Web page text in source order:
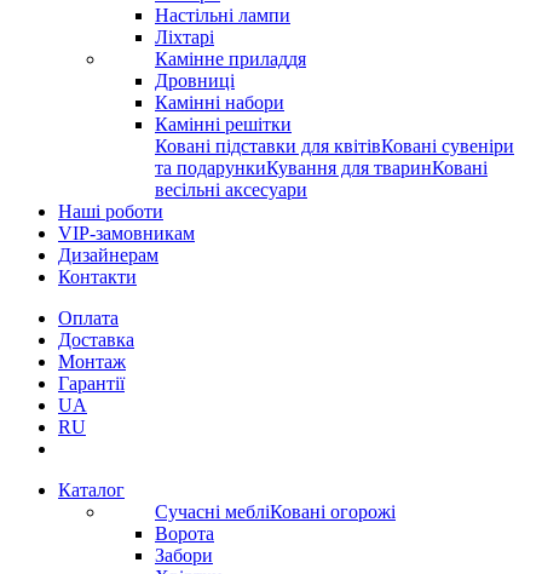
Настільні лампи
Ліхтарі
Камінне приладдя
Дровниці
Камінні набори
Камінні решітки
Ковані підставки для квітівКовані сувеніри
та подарункиКування для тваринКовані
весільні аксесуари
Наші роботи
VIP-замовникам
Дизайнерам
Контакти
Оплата
Доставка
Монтаж
Гарантії
UA
RU
Каталог
Сучасні мебліКовані огорожі
Ворота
Забори